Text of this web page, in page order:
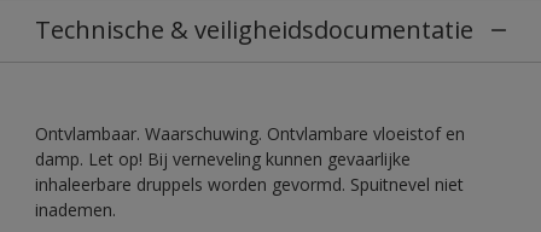
Technische & veiligheidsdocumentatie
Ontvlambaar. Waarschuwing. Ontvlambare vloeistof en
damp. Let op! Bij verneveling kunnen gevaarlijke
inhaleerbare druppels worden gevormd. Spuitnevel niet
inademen.